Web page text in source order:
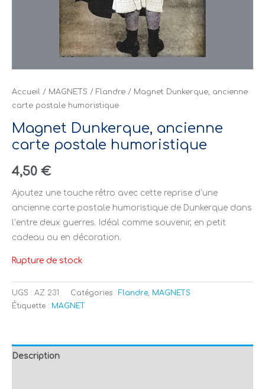
Accueil / MAGNETS / Flandre / Magnet Dunkerque, ancienne
carte postale humoristique
Magnet Dunkerque, ancienne
carte postale humoristique
4,50 €
Ajoutez une touche rétro avec cette reprise d’une
ancienne carte postale humoristique de Dunkerque dans
l’entre deux guerres. Idéal comme souvenir, en petit
cadeau ou en décoration.
Rupture de stock
UGS : AZ 231 Catégories : Flandre MAGNETS
Étiquette : MAGNET
Description